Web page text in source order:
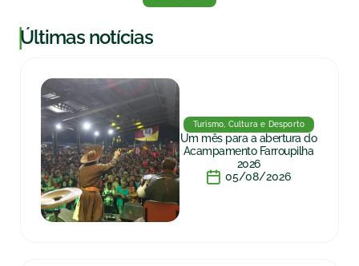
|Últimas notícias
Turismo, Cultura e Desporto
Um mês para a abertura do
Acampamento Farroupilha
2026
05/08/2026